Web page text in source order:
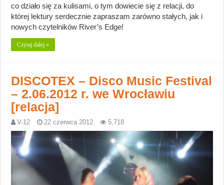
co działo się za kulisami, o tym dowiecie się z relacji, do
której lektury serdecznie zapraszam zarówno stałych, jak i
nowych czytelników River’s Edge!
Czytaj dalej »
DISCOTEX – Disco Music Festival
– 2.06.2012 r. we Wrocławiu
[relacja]
V-12 22 czerwca 2012 5,718